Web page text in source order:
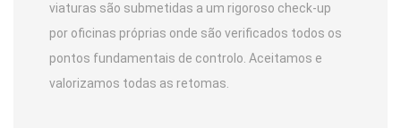
viaturas são submetidas a um rigoroso check-up
por oficinas próprias onde são verificados todos os
pontos fundamentais de controlo. Aceitamos e
valorizamos todas as retomas.